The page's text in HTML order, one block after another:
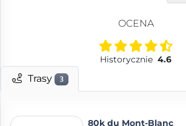
OCENA
Historycznie 4.6
Trasy 3
80k du Mont-Blanc